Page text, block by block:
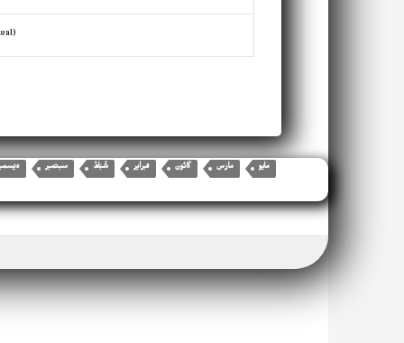
سبتمبر شُبَاط‎ فبراير كَانُون مارس مايو